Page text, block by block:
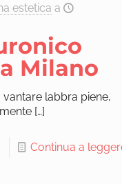
estetica a
Milano
labbra piene,
[…]
Continua a